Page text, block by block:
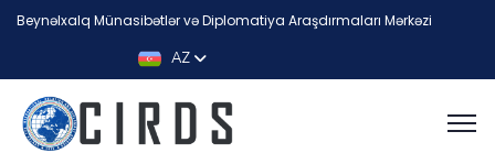
Beynəlxalq Münasibətlər və Diplomatiya Araşdırmaları Mərkəzi
AZ